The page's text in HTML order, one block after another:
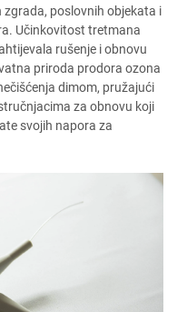
poslovnih objekata i
Učinkovitost tretmana
rušenje i obnovu
priroda prodora ozona
dimom, pružajući
za obnovu koji
svojih napora za